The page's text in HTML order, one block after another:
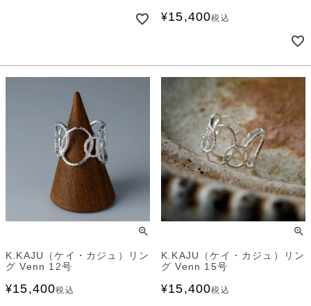
¥15,400税込
K.KAJU（ケイ・カジュ）リン
グ Venn 12号
¥15,400税込
K.KAJU（ケイ・カジュ）リン
グ Venn 15号
¥15,400税込